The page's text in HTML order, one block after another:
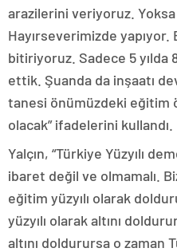
arazilerini veriyoruz. Yoksa
Hayırseverimizde
bitiriyoruz. Sadece 5
ettik. Şuanda da inşaatı
tanesi önümüzdeki eğitim
olacak” ifadelerini kullandı.
Yalçın, “Türkiye Yüzyılı
ibaret değil ve olmamalı.
eğitim yüzyılı olarak
yüzyılı olarak altını
altını doldurursa o zaman